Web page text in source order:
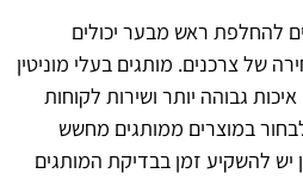
להחלפת ראש מבער יכולים
של צרכנים. מותגים בעלי מוניטין
גבוהה יותר ושירות לקוחות
במוצרים ממותגים מחשש
יש להשקיע זמן בבדיקת המותגים